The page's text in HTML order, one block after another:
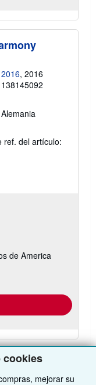
cookies
mejorar su
, 2016
ref. del artículo:
de America